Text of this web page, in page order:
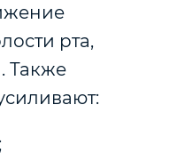
рта,
Также